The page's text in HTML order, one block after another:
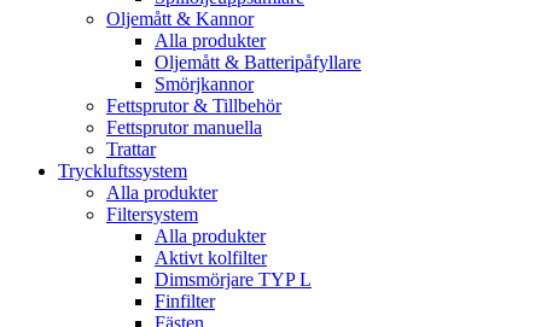
Oljemått & Kannor
Alla produkter
Oljemått & Batteripåfyllare
Smörjkannor
Fettsprutor & Tillbehör
Fettsprutor manuella
Trattar
Tryckluftssystem
Alla produkter
Filtersystem
Alla produkter
Aktivt kolfilter
Dimsmörjare TYP L
Finfilter
Fästen